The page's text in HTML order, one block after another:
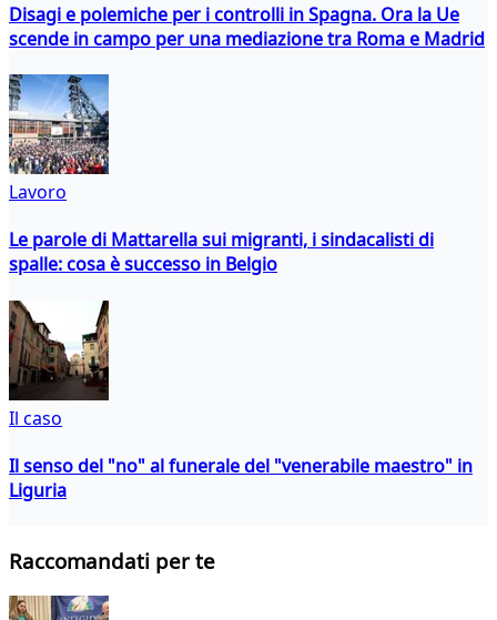
Disagi e polemiche per i controlli in Spagna. Ora la Ue
scende in campo per una mediazione tra Roma e Madrid
Lavoro
Le parole di Mattarella sui migranti, i sindacalisti di
spalle: cosa è successo in Belgio
Il caso
Il senso del "no" al funerale del "venerabile maestro" in
Liguria
Raccomandati per te